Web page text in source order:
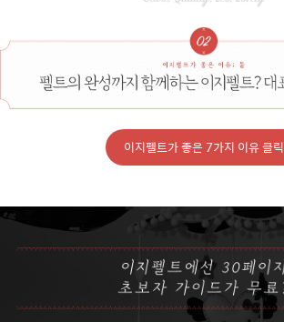
이지펠트가 좋은 7가지 이유 클릭